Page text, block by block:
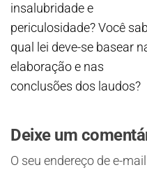
insalubridade e
periculosidade? Você
qual lei deve-se basear
elaboração e nas
conclusões dos laudos?
Deixe um
O seu endereço de e-